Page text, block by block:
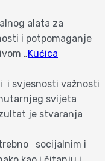
alata za
i potpomaganje
„Kućica
i svjesnosti važnosti
svijeta
je stvaranja
socijalnim i